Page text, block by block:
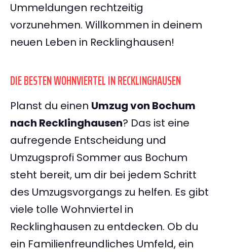
Ummeldungen rechtzeitig
vorzunehmen. Willkommen in deinem
neuen Leben in Recklinghausen!
DIE BESTEN WOHNVIERTEL IN RECKLINGHAUSEN
Planst du einen Umzug von Bochum
nach Recklinghausen? Das ist eine
aufregende Entscheidung und
Umzugsprofi Sommer aus Bochum
steht bereit, um dir bei jedem Schritt
des Umzugsvorgangs zu helfen. Es gibt
viele tolle Wohnviertel in
Recklinghausen zu entdecken. Ob du
ein Familienfreundliches Umfeld, ein